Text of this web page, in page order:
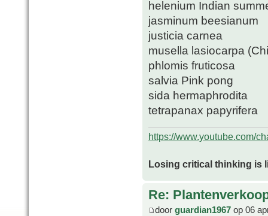
helenium Indian
jasminum beesianum
justicia carnea
musella lasiocarpa
phlomis fruticosa
salvia Pink pong
sida hermaphrodita
tetrapanax papyrifera
https://www.youtube.com/
Losing critical thinking is
Re:
door guardian1967 op 06